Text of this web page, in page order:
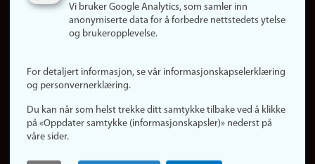
Om nettstedet
Informasjonskapsler
Personvern
Logg inn
Rediger din ansattside
Vi bruker Google Analytics, som samler inn
anonymiserte data for å forbedre nettstedets ytelse
og brukeropplevelse.
For detaljert informasjon, se vår informasjonskapselerklæring
og personvernerklæring.
Du kan når som helst trekke ditt samtykke tilbake ved å klikke
på «Oppdater samtykke (informasjonskapsler)» nederst på
våre sider.